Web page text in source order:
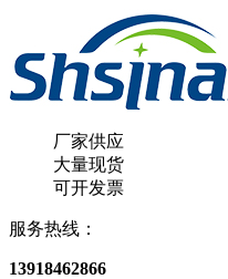
厂家供应
大量现货
可开发票
服务热线：
13918462866